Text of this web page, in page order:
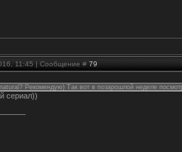
11:45 | Сообщение # 79
Рекомендую) Так вот в позарошлой неделе
сериал))